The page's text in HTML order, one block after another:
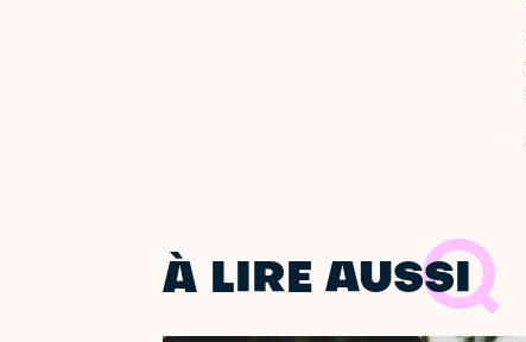
À LIRE AUSSI